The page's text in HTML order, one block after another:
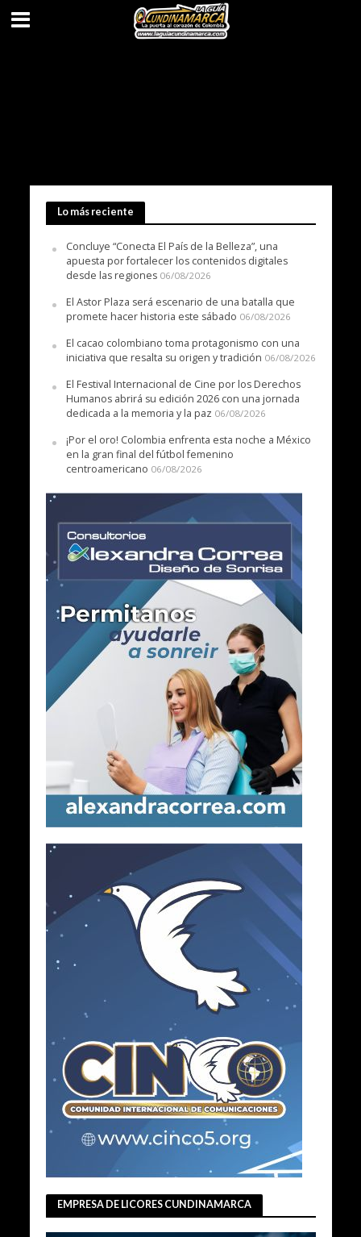
Lo más reciente
Concluye “Conecta El País de la Belleza”, una
apuesta por fortalecer los contenidos digitales
desde las regiones 06/08/2026
El Astor Plaza será escenario de una batalla que
promete hacer historia este sábado 06/08/2026
El cacao colombiano toma protagonismo con una
iniciativa que resalta su origen y tradición 06/08/2026
El Festival Internacional de Cine por los Derechos
Humanos abrirá su edición 2026 con una jornada
dedicada a la memoria y la paz 06/08/2026
¡Por el oro! Colombia enfrenta esta noche a México
en la gran final del fútbol femenino
centroamericano 06/08/2026
EMPRESA DE LICORES CUNDINAMARCA